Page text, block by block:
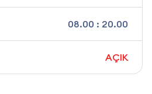
08.00 : 20.00
AÇIK